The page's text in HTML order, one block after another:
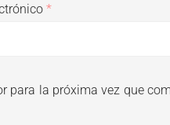
*
para la próxima vez que